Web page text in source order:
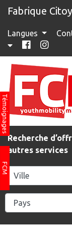
Fabrique
Langues
Témoignages
FCM
Recherche
autres services